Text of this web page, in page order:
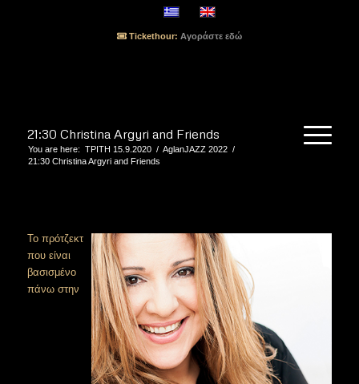
Tickethour: Αγοράστε εδώ
21:30 Christina Argyri and Friends
You are here: ΤΡΙΤΗ 15.9.2020 / AglanJAZZ 2022 /
21:30 Christina Argyri and Friends
Το πρότζεκτ
που είναι
βασισμένο
πάνω στην